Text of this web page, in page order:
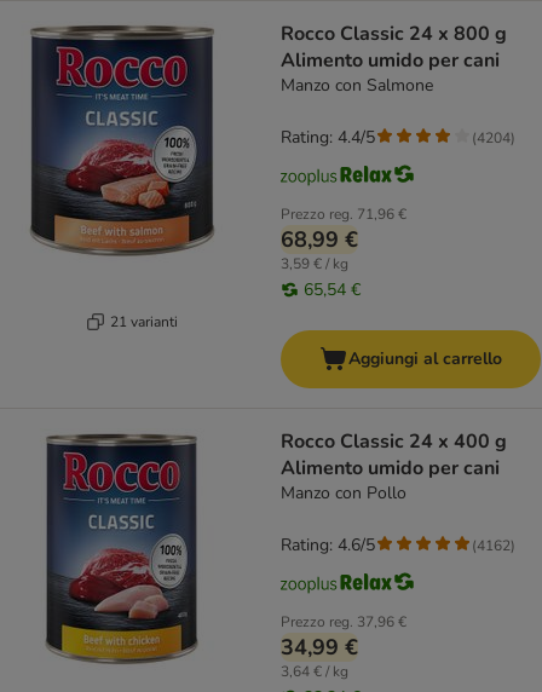
21 varianti
Rocco Classic 24 x 800 g
Alimento umido per cani
Manzo con Salmone
Prezzo reg. 71,96 €
68,99 €
3,59 € / kg
65,54 €
Rating: 4.4/5 (4204)
Aggiungi al carrello
Rocco Classic 24 x 400 g
Alimento umido per cani
Manzo con Pollo
Prezzo reg. 37,96 €
34,99 €
3,64 € / kg
Rating: 4.6/5 (4162)